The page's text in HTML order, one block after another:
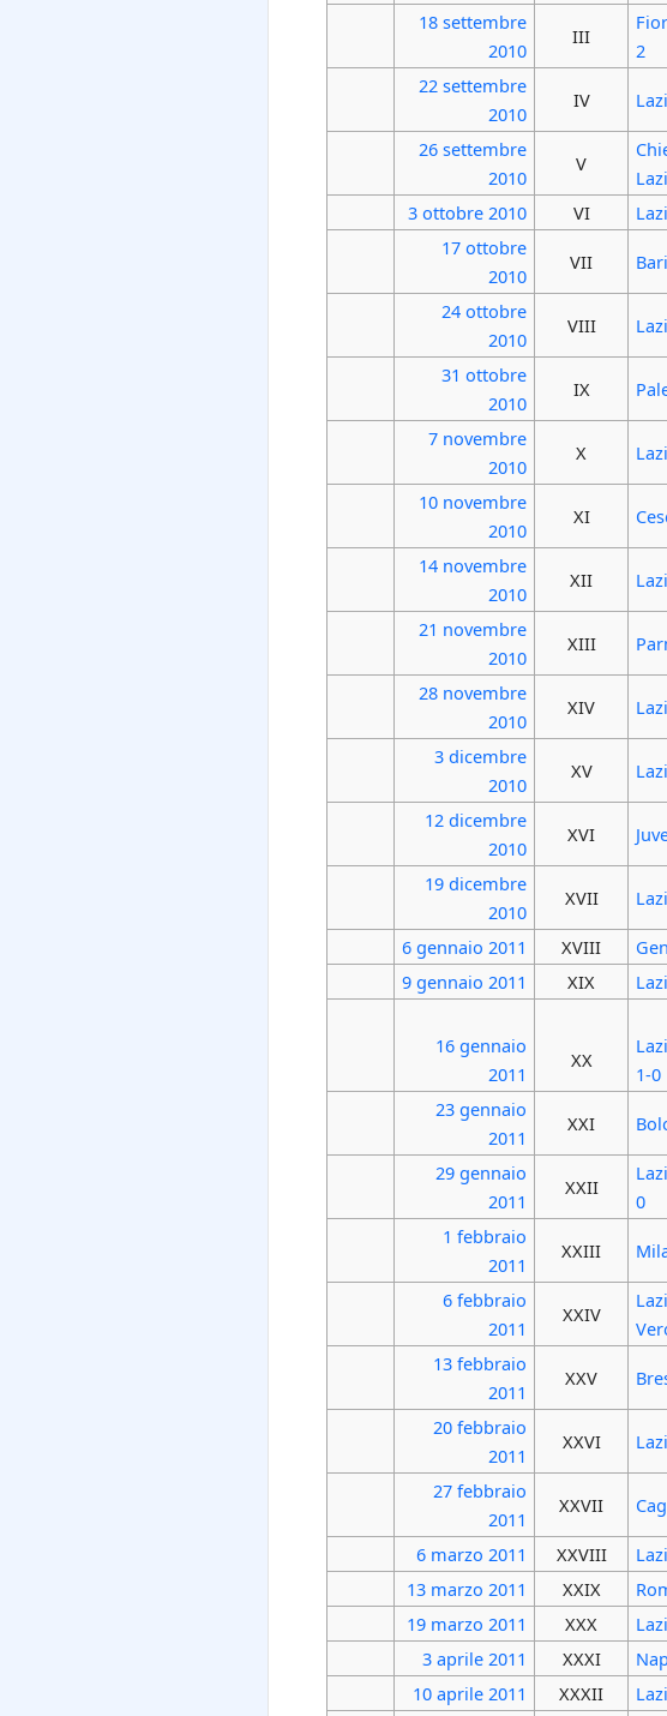
18 settembre
2010
III
2
22 settembre
2010
IV
26 settembre
2010
V
3 ottobre 2010 VI
17 ottobre
2010
VII
24 ottobre
2010
VIII
31 ottobre
2010
IX
7 novembre
2010
X
10 novembre
2010
XI
14 novembre
2010
XII
21 novembre
2010
XIII
28 novembre
2010
XIV
3 dicembre
2010
XV
12 dicembre
2010
XVI
19 dicembre
2010
XVII
6 gennaio 2011 XVIII
9 gennaio 2011 XIX
16 gennaio
2011
XX
1-0
23 gennaio
2011
XXI
29 gennaio
2011
XXII
0
1 febbraio
2011
XXIII
6 febbraio
2011
XXIV
13 febbraio
2011
XXV
20 febbraio
2011
XXVI
27 febbraio
2011
XXVII
6 marzo 2011 XXVIII
13 marzo 2011 XXIX
19 marzo 2011 XXX
3 aprile 2011 XXXI
10 aprile 2011 XXXII